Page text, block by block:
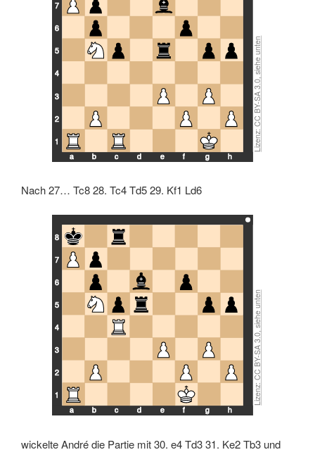
7
6
5
4
3
2
1
a
b c d e f g h
Nach 27… Tc8 28. Tc4 Td5 29. Kf1 Ld6
8
7
6
5
4
3
2
1
a
b c d e f g h
Lizenz: CC BY-SA 3.0, siehe unten
wickelte André die Partie mit 30. e4 Td3 31. Ke2 Tb3 und